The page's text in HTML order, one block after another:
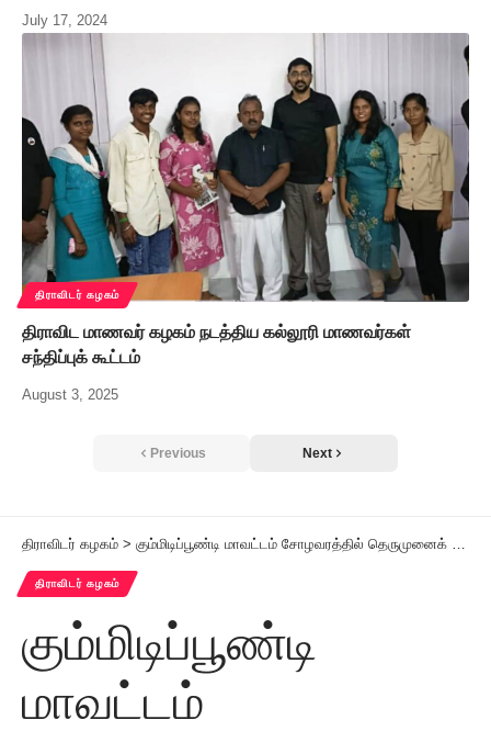
July 17, 2024
திராவிடர் கழகம்
திராவிட மாணவர் கழகம் நடத்திய கல்லூரி மாணவர்கள்
சந்திப்புக் கூட்டம்
August 3, 2025
Previous Next
திராவிடர் கழகம் > கும்மிடிப்பூண்டி மாவட்டம் சோழவரத்தில் தெருமுனைக் கூட்டம்
திராவிடர் கழகம்
கும்மிடிப்பூண்டி
மாவட்டம்